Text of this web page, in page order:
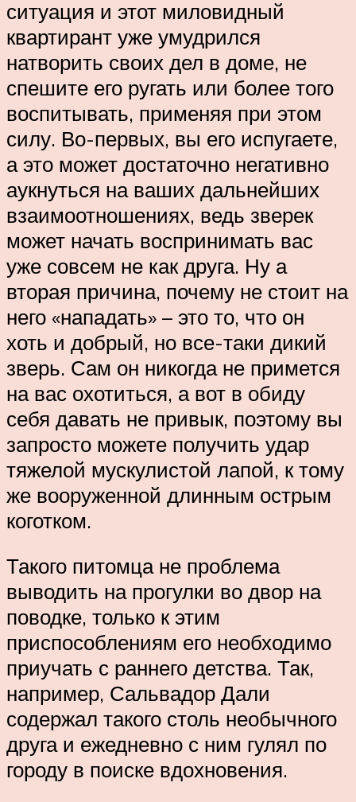
ситуация и этот миловидный
квартирант уже умудрился
натворить своих дел в доме, не
спешите его ругать или более того
воспитывать, применяя при этом
силу. Во-первых, вы его испугаете,
а это может достаточно негативно
аукнуться на ваших дальнейших
взаимоотношениях, ведь зверек
может начать воспринимать вас
уже совсем не как друга. Ну а
вторая причина, почему не стоит на
него «нападать» – это то, что он
хоть и добрый, но все-таки дикий
зверь. Сам он никогда не примется
на вас охотиться, а вот в обиду
себя давать не привык, поэтому вы
запросто можете получить удар
тяжелой мускулистой лапой, к тому
же вооруженной длинным острым
коготком.
Такого питомца не проблема
выводить на прогулки во двор на
поводке, только к этим
приспособлениям его необходимо
приучать с раннего детства. Так,
например, Сальвадор Дали
содержал такого столь необычного
друга и ежедневно с ним гулял по
городу в поиске вдохновения.